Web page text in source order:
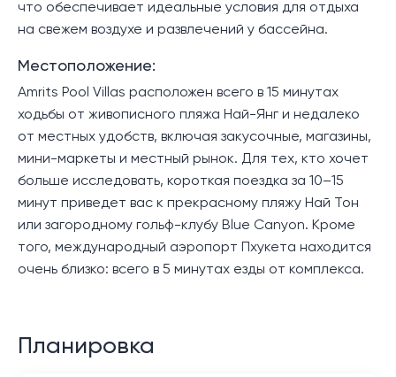
что обеспечивает идеальные условия для отдыха
на свежем воздухе и развлечений у бассейна.
Местоположение:
Amrits Pool Villas расположен всего в 15 минутах
ходьбы от живописного пляжа Най-Янг и недалеко
от местных удобств, включая закусочные, магазины,
мини-маркеты и местный рынок. Для тех, кто хочет
больше исследовать, короткая поездка за 10–15
минут приведет вас к прекрасному пляжу Най Тон
или загородному гольф-клубу Blue Canyon. Кроме
того, международный аэропорт Пхукета находится
очень близко: всего в 5 минутах езды от комплекса.
Планировка